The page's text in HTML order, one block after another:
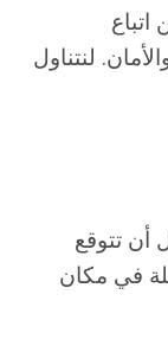
لنتناول
أن تتوقع
في مكان